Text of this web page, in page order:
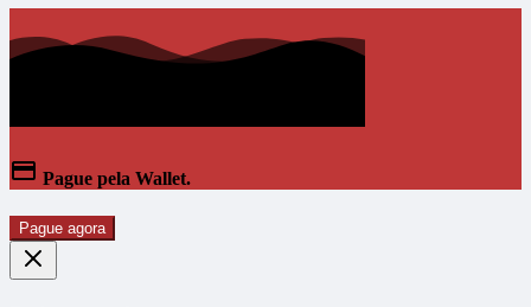
Pague pela Wallet.
Pague agora